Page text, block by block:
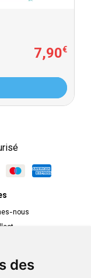
des
7,90€
nous